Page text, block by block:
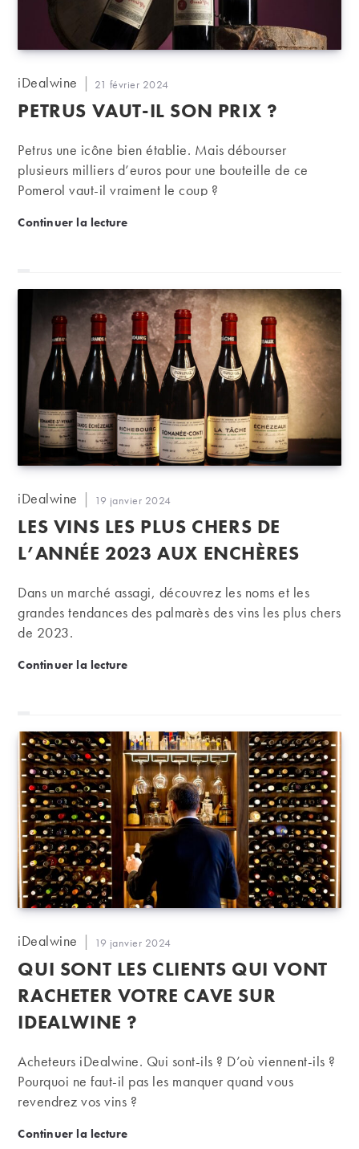
Auteur/autrice
la
iDealwine
Publication
publiée :
21 février 2024
PETRUS VAUT-IL SON PRIX ?
Petrus une icône bien établie. Mais débourser
plusieurs milliers d’euros pour une bouteille de ce
Pomerol vaut-il vraiment le coup ?
Continuer la lecturePetrus vaut-il son prix ?
Auteur/autrice
la
publication :
iDealwine
Publication
publiée :
19 janvier 2024
LES VINS LES PLUS CHERS DE
L’ANNÉE 2023 AUX ENCHÈRES
Dans un marché assagi, découvrez les noms et les
grandes tendances des palmarès des vins les plus chers
de 2023.
Continuer la lectureLes vins les plus chers de l’année 2023 aux
Auteur/autrice
la
publication :
iDealwine
Publication
publiée :
19 janvier 2024
QUI SONT LES CLIENTS QUI VONT
RACHETER VOTRE CAVE SUR
IDEALWINE ?
Acheteurs iDealwine. Qui sont-ils ? D’où viennent-ils ?
Pourquoi ne faut-il pas les manquer quand vous
revendrez vos vins ?
Continuer la lectureQui sont les clients qui vont racheter votre cave